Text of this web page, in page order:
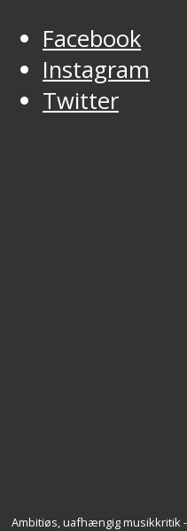
Facebook
Instagram
Twitter
Ambitiøs, uafhængig musikkritik